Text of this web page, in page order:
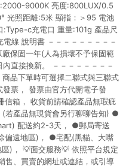
9000K 亮度:800LUX/0.5
光照距離:5米 顯指：＞95 電池
c充電口 重量:101g 產品尺
線 說明書 －－－－－－－－－
保固一年(人為損壞不予保固範
直接換新。 －－－－－－－－
品下單時可選擇二聯式與三聯式
票， 發票由官方代開電子發
信箱， 收貨前請確認產品無瑕疵
若產品無現貨會另行聊聊告知) ●
配送約2-3天， ●郵局寄送
偏遠地區)， ●宅配(黑貓、大嘴
)， 💡面交服務💡 依照平台規定
售、買賣的網址或連結，或引導